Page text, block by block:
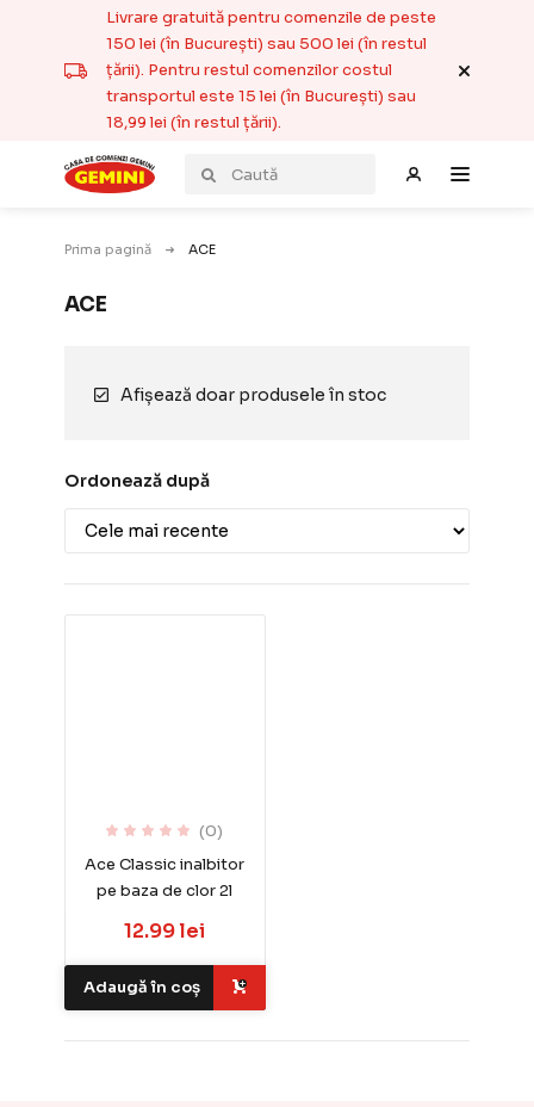
Livrare gratuită pentru comenzile de peste
150 lei (în București) sau 500 lei (în restul
țării). Pentru restul comenzilor costul
transportul este 15 lei (în București) sau
18,99 lei (în restul țării).
Prima pagină ACE
ACE
Afișează doar produsele în stoc
Ordonează după
(0)
Ace Classic inalbitor
pe baza de clor 2l
12.99 lei
Adaugă în coș